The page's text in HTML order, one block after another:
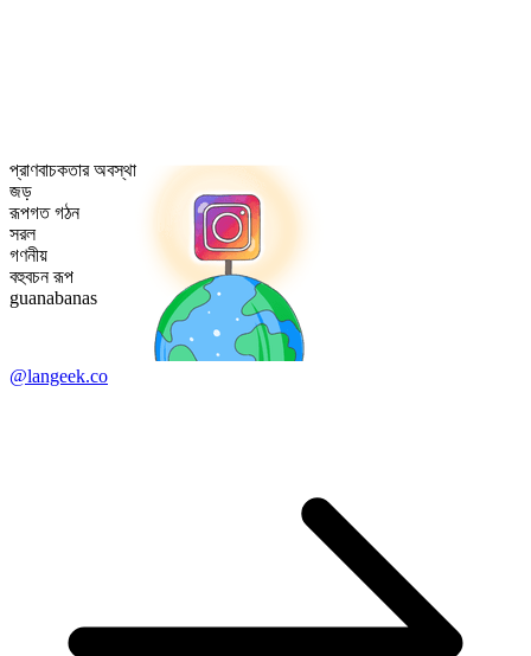
প্রাণবাচকতার অবস্থা
জড়
রূপগত গঠন
সরল
গণনীয়
বহুবচন রূপ
guanabanas
@langeek.co